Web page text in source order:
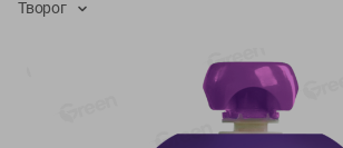
Творог